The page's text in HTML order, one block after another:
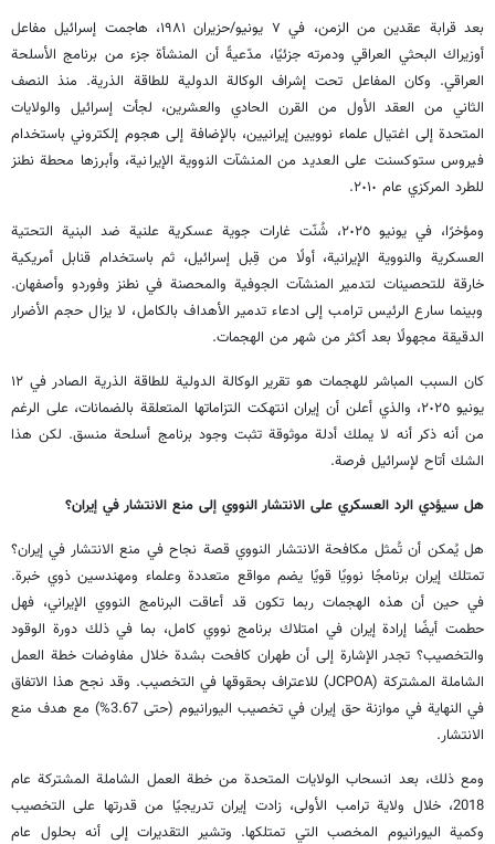
بعد قرابة عقدين من الزمن، في ٧ يونيو/حزيران ١٩٨١، هاجمت إسرائيل مفاعل
أوزيراك البحثي العراقي ودمرته جزئيًا، مدّعيةً أن المنشأة جزء من برنامج الأسلحة
العراقي. وكان المفاعل تحت إشراف الوكالة الدولية للطاقة الذرية. منذ النصف
الثاني من العقد الأول من القرن الحادي والعشرين، لجأت إسرائيل والولايات
المتحدة إلى اغتيال علماء نوويين إيرانيين، بالإضافة إلى هجوم إلكتروني باستخدام
فيروس ستوكسنت على العديد من المنشآت النووية الإيرانية، وأبرزها محطة نطنز
للطرد المركزي عام ٢٠١٠.
ومؤخرًا، في يونيو ٢٠٢٥، شُنّت غارات جوية عسكرية علنية ضد البنية التحتية
العسكرية والنووية الإيرانية، أولًا من قِبل إسرائيل، ثم باستخدام قنابل أمريكية
خارقة للتحصينات لتدمير المنشآت الجوفية والمحصنة في نطنز وفوردو وأصفهان.
وبينما سارع الرئيس ترامب إلى ادعاء تدمير الأهداف بالكامل، لا يزال حجم الأضرار
الدقيقة مجهولًا بعد أكثر من شهر من الهجمات.
كان السبب المباشر للهجمات هو تقرير الوكالة الدولية للطاقة الذرية الصادر في ١٢
يونيو ٢٠٢٥، والذي أعلن أن إيران انتهكت التزاماتها المتعلقة بالضمانات، على الرغم
من أنه ذكر أنه لا يملك أدلة موثوقة تثبت وجود برنامج أسلحة منسق. لكن هذا
الشك أتاح لإسرائيل فرصة.
هل سيؤدي الرد العسكري على الانتشار النووي إلى منع الانتشار في إيران؟
هل يُمكن أن تُمثل مكافحة الانتشار النووي قصة نجاح في منع الانتشار في إيران؟
تمتلك إيران برنامجًا نوويًا قويًا يضم مواقع متعددة وعلماء ومهندسين ذوي خبرة.
في حين أن هذه الهجمات ربما تكون قد أعاقت البرنامج النووي الإيراني، فهل
حطمت أيضًا إرادة إيران في امتلاك برنامج نووي كامل، بما في ذلك دورة الوقود
والتخصيب؟ تجدر الإشارة إلى أن طهران كافحت بشدة خلال مفاوضات خطة العمل
الشاملة المشتركة (JCPOA) للاعتراف بحقوقها في التخصيب. وقد نجح هذا الاتفاق
في النهاية في موازنة حق إيران في تخصيب اليورانيوم (حتى 3.67%) مع هدف منع
الانتشار.
ومع ذلك، بعد انسحاب الولايات المتحدة من خطة العمل الشاملة المشتركة عام
2018، خلال ولاية ترامب الأولى، زادت إيران تدريجيًا من قدرتها على التخصيب
وكمية اليورانيوم المخصب التي تمتلكها. وتشير التقديرات إلى أنه بحلول عام